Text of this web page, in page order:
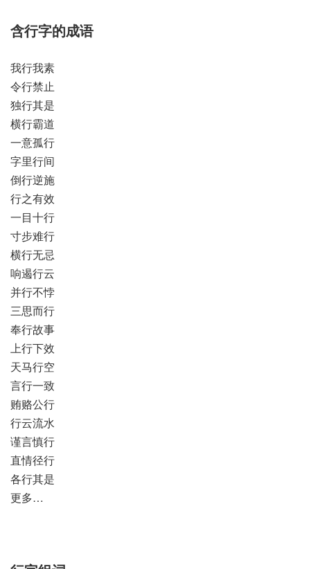
含行字的成语
我行我素
令行禁止
独行其是
横行霸道
一意孤行
字里行间
倒行逆施
行之有效
一目十行
寸步难行
横行无忌
响遏行云
并行不悖
三思而行
奉行故事
上行下效
天马行空
言行一致
贿赂公行
行云流水
谨言慎行
直情径行
各行其是
更多…